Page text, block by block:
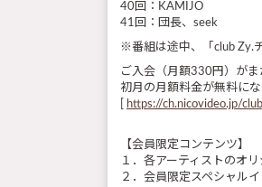
40回：KAMIJO
41回：団長、seek
※番組は途中、「club Zy.
ご入会（月額330円）がま
初月の月額料金が無料にな
https://ch.nicovideo.jp/
【会員限定コンテンツ】
１．各アーティストのオ
２．会員限定スペシャル